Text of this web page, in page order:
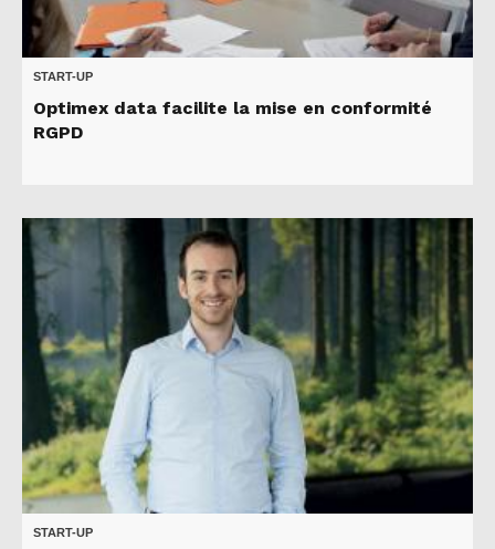
START-UP
Optimex data facilite la mise en conformité
RGPD
START-UP